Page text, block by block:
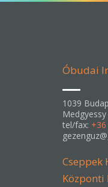
Óbudai
1039
tel/fax:
Cseppek
Központi